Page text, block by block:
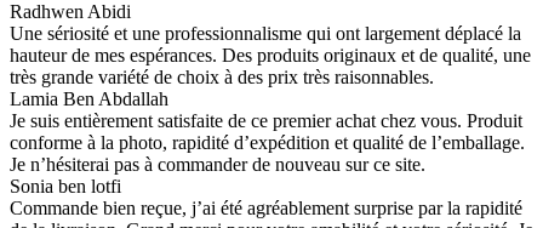
Radhwen Abidi
Une sériosité et une professionnalisme qui ont largement déplacé la
hauteur de mes espérances. Des produits originaux et de qualité, une
très grande variété de choix à des prix très raisonnables.
Lamia Ben Abdallah
Je suis entièrement satisfaite de ce premier achat chez vous. Produit
conforme à la photo, rapidité d’expédition et qualité de l’emballage.
Je n’hésiterai pas à commander de nouveau sur ce site.
Sonia ben lotfi
Commande bien reçue, j’ai été agréablement surprise par la rapidité